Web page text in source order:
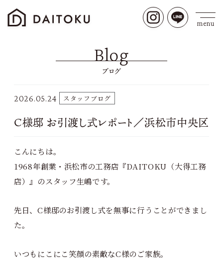
Blog
ブログ
2026.05.24 スタッフブログ
C様邸 お引渡し式レポート／浜松市中央区
こんにちは。
1968年創業・浜松市の工務店『DAITOKU（大得工務
店）』のスタッフ生嶋です。
先日、C様邸のお引渡し式を無事に行うことができまし
た。
いつもにこにこ笑顔の素敵なC様のご家族。